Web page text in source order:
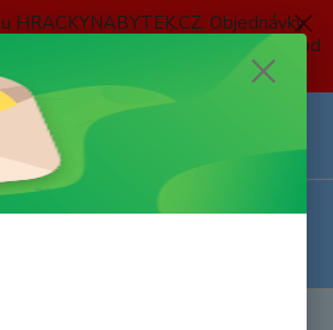
Objednávky
budou postupně expedovány od